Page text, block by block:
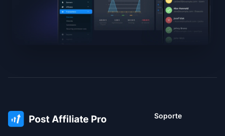
Soporte